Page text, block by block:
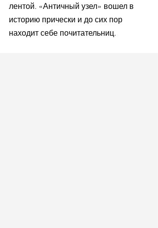
лентой. «Античный узел» вошел в
историю прически и до сих пор
находит себе почитательниц.